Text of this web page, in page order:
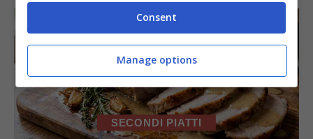
SECONDI PIATTI
Consent
Manage options